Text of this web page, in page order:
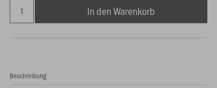
In den Warenkorb
Beschreibung